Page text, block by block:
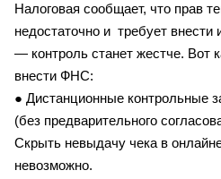
Налоговая сообщает, что прав
недостаточно и требует
— контроль станет жестче. Вот
внести ФНС:
● Дистанционные контрольные
(без предварительного
Скрыть невыдачу чека в
невозможно.